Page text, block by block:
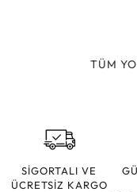
TÜM
SİGORTALI VE
ÜCRETSİZ KARGO